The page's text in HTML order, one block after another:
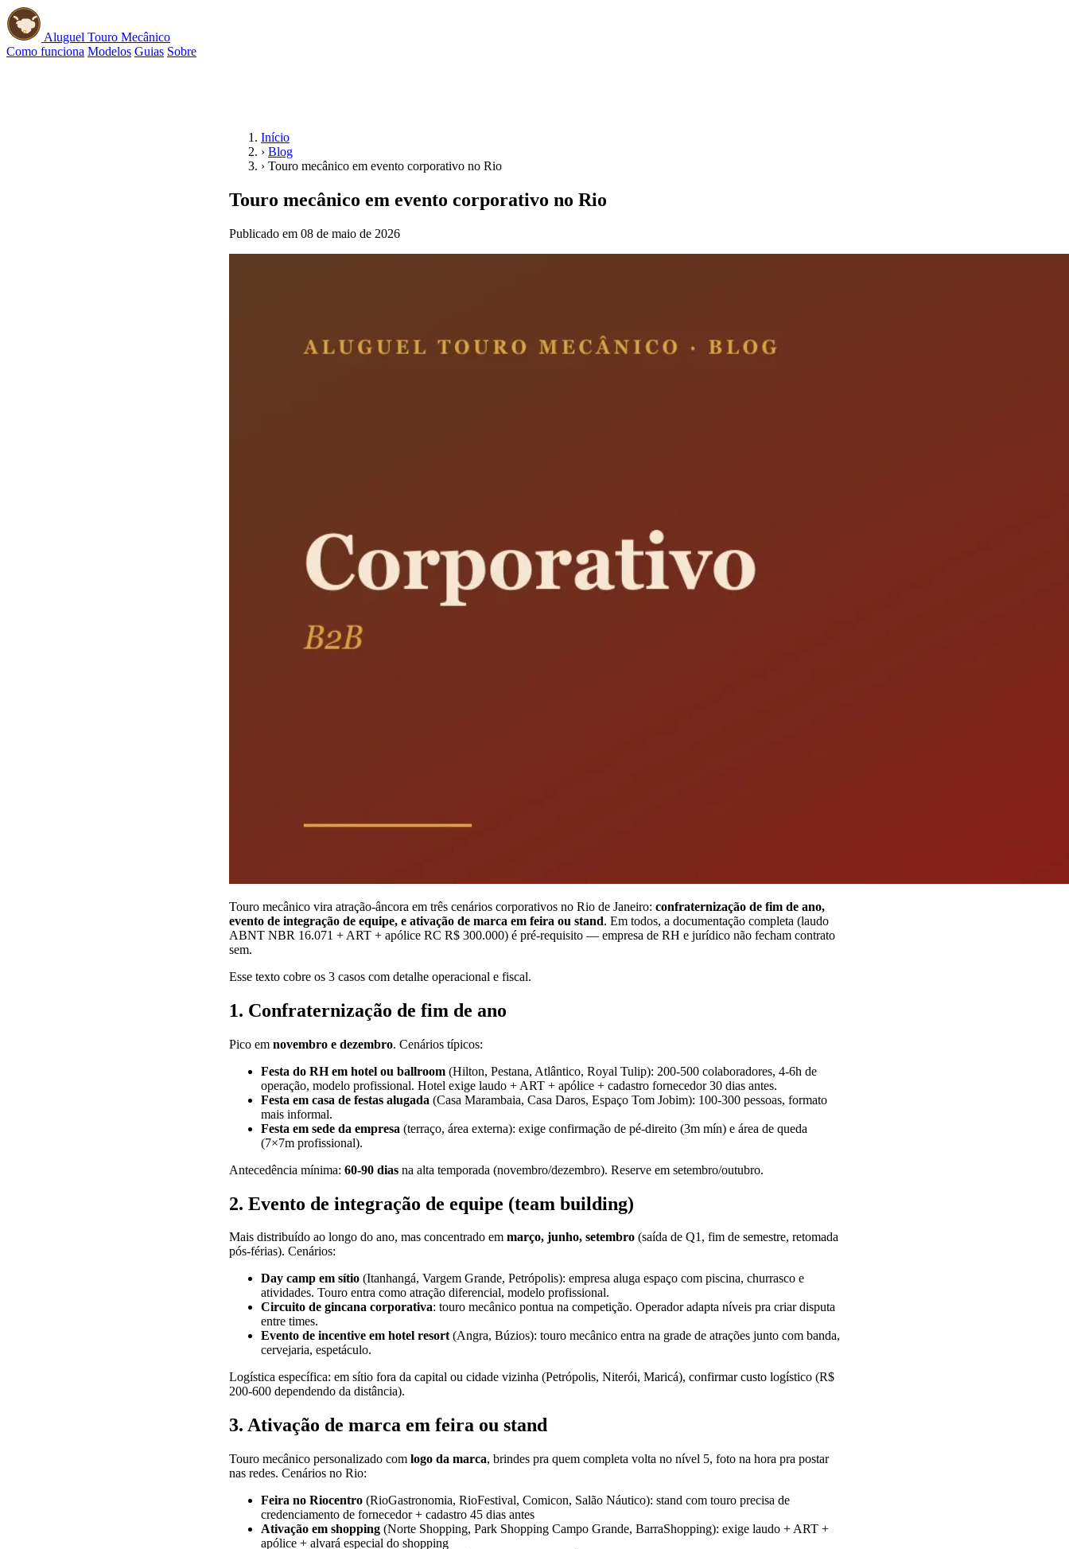
Aluguel Touro Mecânico
Como funciona Modelos Guias Sobre
Início
› Blog
› Touro mecânico em evento corporativo no Rio
Touro mecânico em evento corporativo no Rio
Publicado em 08 de maio de 2026
Touro mecânico vira atração-âncora em três cenários corporativos no Rio de Janeiro: confraternização de fim de ano,
evento de integração de equipe, e ativação de marca em feira ou stand. Em todos, a documentação completa (laudo
ABNT NBR 16.071 + ART + apólice RC R$ 300.000) é pré-requisito — empresa de RH e jurídico não fecham contrato
sem.
Esse texto cobre os 3 casos com detalhe operacional e fiscal.
1. Confraternização de fim de ano
Pico em novembro e dezembro. Cenários típicos:
Festa do RH em hotel ou ballroom (Hilton, Pestana, Atlântico, Royal Tulip): 200-500 colaboradores, 4-6h de
operação, modelo profissional. Hotel exige laudo + ART + apólice + cadastro fornecedor 30 dias antes.
Festa em casa de festas alugada (Casa Marambaia, Casa Daros, Espaço Tom Jobim): 100-300 pessoas, formato
mais informal.
Festa em sede da empresa (terraço, área externa): exige confirmação de pé-direito (3m mín) e área de queda
(7×7m profissional).
Antecedência mínima: 60-90 dias na alta temporada (novembro/dezembro). Reserve em setembro/outubro.
2. Evento de integração de equipe (team building)
Mais distribuído ao longo do ano, mas concentrado em março, junho, setembro (saída de Q1, fim de semestre, retomada
pós-férias). Cenários:
Day camp em sítio (Itanhangá, Vargem Grande, Petrópolis): empresa aluga espaço com piscina, churrasco e
atividades. Touro entra como atração diferencial, modelo profissional.
Circuito de gincana corporativa: touro mecânico pontua na competição. Operador adapta níveis pra criar disputa
entre times.
Evento de incentive em hotel resort(Angra, Búzios): touro mecânico entra na grade de atrações junto com banda,
cervejaria, espetáculo.
Logística específica: em sítio fora da capital ou cidade vizinha (Petrópolis, Niterói, Maricá), confirmar custo logístico (R$
200-600 dependendo da distância).
3. Ativação de marca em feira ou stand
Touro mecânico personalizado com logo da marca, brindes pra quem completa volta no nível 5, foto na hora pra postar
nas redes. Cenários no Rio:
Feira no Riocentro (RioGastronomia, RioFestival, Comicon, Salão Náutico): stand com touro precisa de
credenciamento de fornecedor + cadastro 45 dias antes
Ativação em shopping (Norte Shopping, Park Shopping Campo Grande, BarraShopping): exige laudo + ART +
apólice + alvará especial do shopping